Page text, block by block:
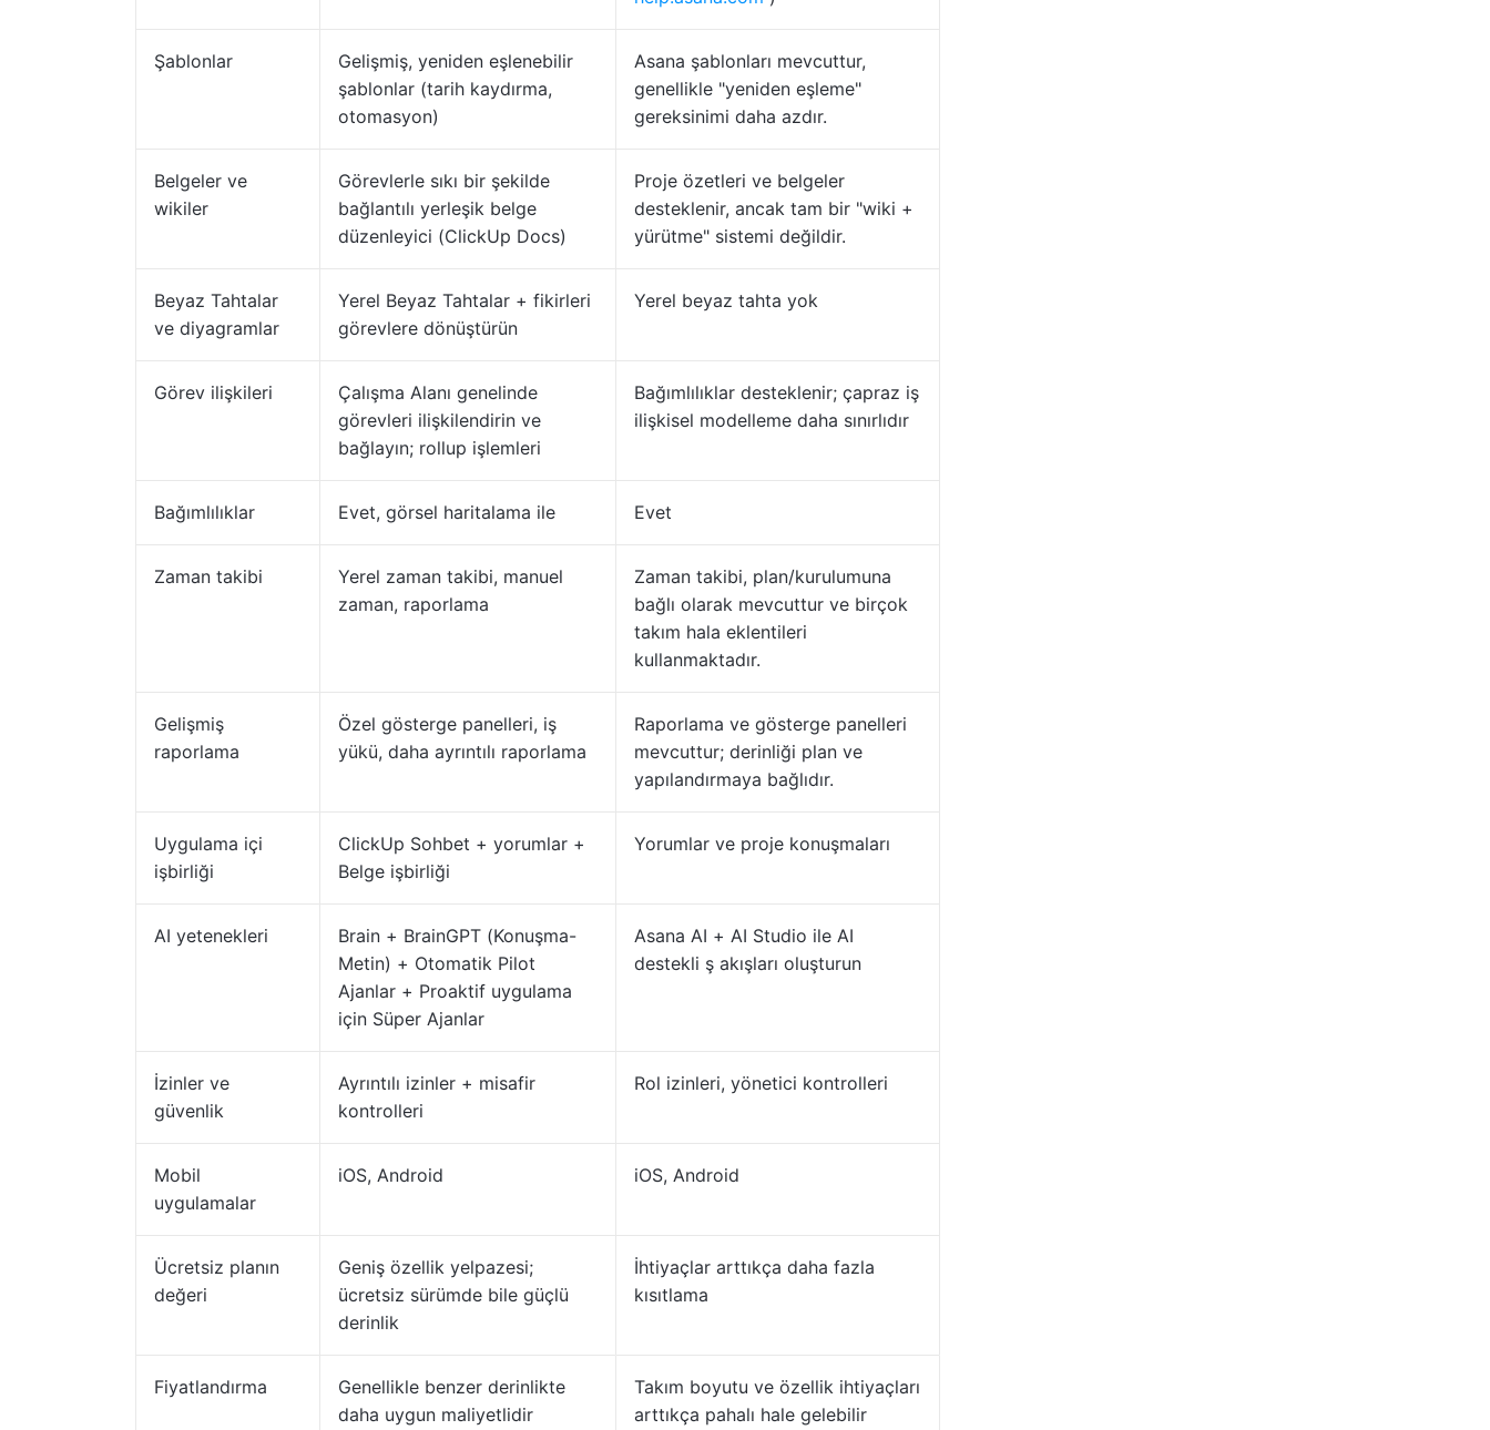
Şablonlar
Gelişmiş, yeniden eşlenebilir
şablonlar (tarih kaydırma,
otomasyon)
Asana şablonları mevcuttur,
genellikle "yeniden eşleme"
gereksinimi daha azdır.
Belgeler ve
wikiler
Görevlerle sıkı bir şekilde
bağlantılı yerleşik belge
düzenleyici (ClickUp Docs)
Proje özetleri ve belgeler
desteklenir, ancak tam bir "wiki +
yürütme" sistemi değildir.
Beyaz Tahtalar
ve diyagramlar
Yerel Beyaz Tahtalar + fikirleri
görevlere dönüştürün
Yerel beyaz tahta yok
Görev ilişkileri
Çalışma Alanı genelinde
görevleri ilişkilendirin ve
bağlayın; rollup işlemleri
Bağımlılıklar desteklenir; çapraz iş
ilişkisel modelleme daha sınırlıdır
Bağımlılıklar Evet, görsel haritalama ile Evet
Zaman takibi
Yerel zaman takibi, manuel
zaman, raporlama
Zaman takibi, plan/kurulumuna
bağlı olarak mevcuttur ve birçok
takım hala eklentileri
kullanmaktadır.
Gelişmiş
raporlama
Özel gösterge panelleri, iş
yükü, daha ayrıntılı raporlama
Raporlama ve gösterge panelleri
mevcuttur; derinliği plan ve
yapılandırmaya bağlıdır.
Uygulama içi
işbirliği
ClickUp Sohbet + yorumlar +
Belge işbirliği
Yorumlar ve proje konuşmaları
AI yetenekleri
Brain + BrainGPT (Konuşma-
Metin) + Otomatik Pilot
Ajanlar + Proaktif uygulama
için Süper Ajanlar
Asana AI + AI Studio ile AI
destekli ş akışları oluşturun
İzinler ve
güvenlik
Ayrıntılı izinler + misafir
kontrolleri
Rol izinleri, yönetici kontrolleri
Mobil
uygulamalar
iOS, Android iOS, Android
Ücretsiz planın
değeri
Geniş özellik yelpazesi;
ücretsiz sürümde bile güçlü
derinlik
İhtiyaçlar arttıkça daha fazla
kısıtlama
Fiyatlandırma
Genellikle benzer derinlikte
daha uygun maliyetlidir
Takım boyutu ve özellik ihtiyaçları
arttıkça pahalı hale gelebilir